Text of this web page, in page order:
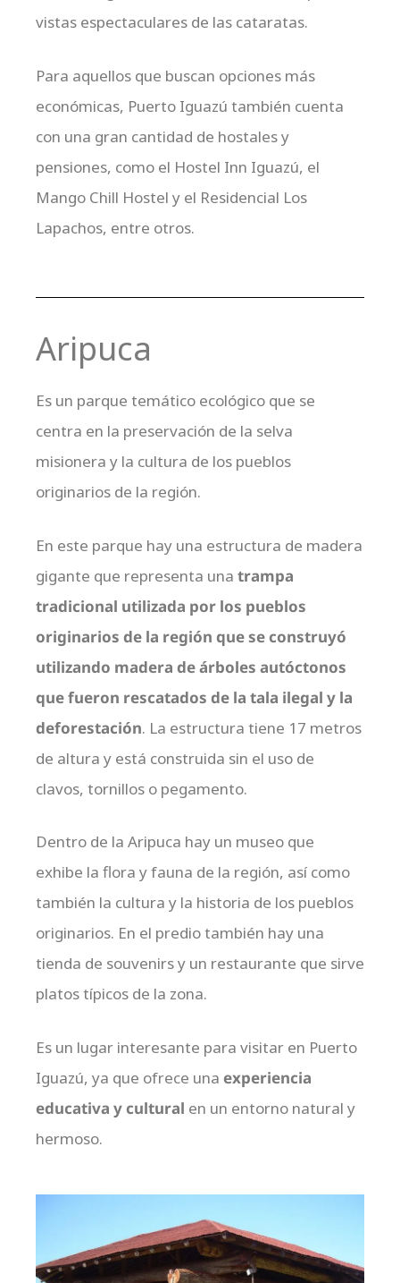
vistas espectaculares de las cataratas.
Para aquellos que buscan opciones más
económicas, Puerto Iguazú también cuenta
con una gran cantidad de hostales y
pensiones, como el Hostel Inn Iguazú, el
Mango Chill Hostel y el Residencial Los
Lapachos, entre otros.
Aripuca
Es un parque temático ecológico que se
centra en la preservación de la selva
misionera y la cultura de los pueblos
originarios de la región.
En este parque hay una estructura de madera
gigante que representa una trampa
tradicional utilizada por los pueblos
originarios de la región que se construyó
utilizando madera de árboles autóctonos
que fueron rescatados de la tala ilegal y la
deforestación. La estructura tiene 17 metros
de altura y está construida sin el uso de
clavos, tornillos o pegamento.
Dentro de la Aripuca hay un museo que
exhibe la flora y fauna de la región, así como
también la cultura y la historia de los pueblos
originarios. En el predio también hay una
tienda de souvenirs y un restaurante que sirve
platos típicos de la zona.
Es un lugar interesante para visitar en Puerto
Iguazú, ya que ofrece una experiencia
educativa y cultural en un entorno natural y
hermoso.